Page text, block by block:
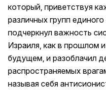
который, приветствуя
различных групп
подчеркнул важность
Израиля, как в прошлом
будущем, и разоблачил
распространяемых
называя себя